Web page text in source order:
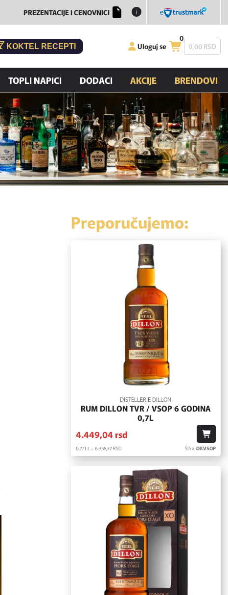
PREZENTACIJE I CENOVNICI
KOKTEL RECEPTI Uloguj se
0
0,00 RSD
TOPLI NAPICI DODACI AKCIJE BRENDOVI
Preporučujemo:
DISTELLERIE DILLON
RUM DILLON TVR / VSOP 6 GODINA
0,7L
4.449,04rsd
0.7/1 L = 6.355,77RSD Šifra:DILVSOP